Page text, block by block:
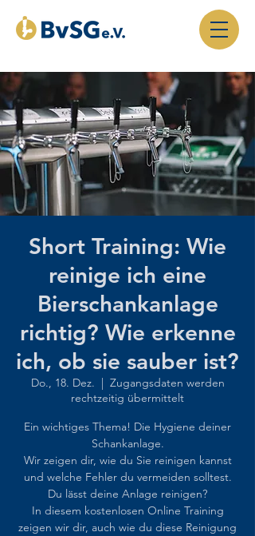
Short Training: Wie
reinige ich eine
Bierschankanlage
richtig? Wie erkenne
ich, ob sie sauber ist?
Do., 18. Dez.
  |
Zugangsdaten werden
rechtzeitig übermittelt
Ein wichtiges Thema! Die Hygiene deiner
Schankanlage.
Wir zeigen dir, wie du Sie reinigen kannst
und welche Fehler du vermeiden solltest.
Du lässt deine Anlage reinigen?
In diesem kostenlosen Online Training
zeigen wir dir, auch wie du diese Reinigung